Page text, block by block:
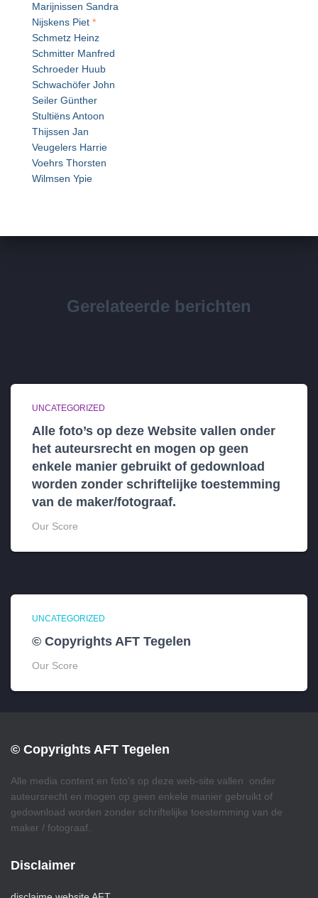
Marijnissen Sandra
Nijskens Piet *
Schmetz Heinz
Schmitter Manfred
Schroeder Huub
Schwachöfer John
Seiler Günther
Stultiëns Antoon
Thijssen Jan
Veugelers Harrie
Voehrs Thorsten
Wilmsen Ypie
Gerelateerde berichten
UNCATEGORIZED
Alle foto’s op deze Website vallen onder
het auteursrecht en mogen op geen
enkele manier gebruikt of gedownload
worden zonder schriftelijke toestemming
van de maker/fotograaf.
Our Score
UNCATEGORIZED
© Copyrights AFT Tegelen
Our Score
© Copyrights AFT Tegelen
Alle media content en foto’s op deze web-site vallen onder
auteursrecht en mogen op geen enkele manier gebruikt of
gedownload worden zonder schriftelijke toestemming van de
maker / fotograaf.
Disclaimer